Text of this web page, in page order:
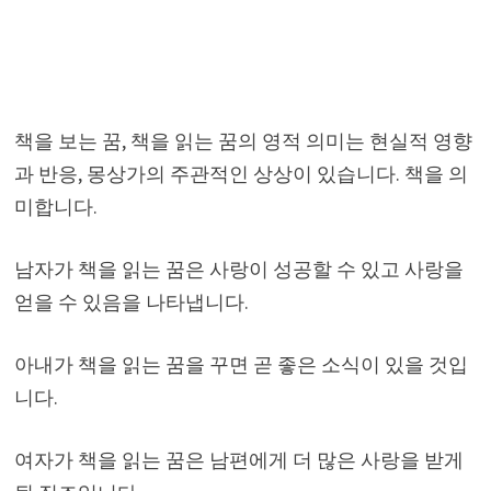
책을 보는 꿈, 책을 읽는 꿈의 영적 의미는 현실적 영향
과 반응, 몽상가의 주관적인 상상이 있습니다. 책을 의
미합니다.
남자가 책을 읽는 꿈은 사랑이 성공할 수 있고 사랑을
얻을 수 있음을 나타냅니다.
아내가 책을 읽는 꿈을 꾸면 곧 좋은 소식이 있을 것입
니다.
여자가 책을 읽는 꿈은 남편에게 더 많은 사랑을 받게